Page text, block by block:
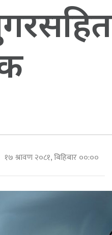
१७ श्रावण २०८१, बिहिबार ००:००